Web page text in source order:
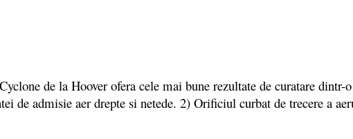
de la Hoover ofera cele mai bune rezultate de curatare
de admisie aer drepte si netede. 2) Orificiul curbat de trecere a